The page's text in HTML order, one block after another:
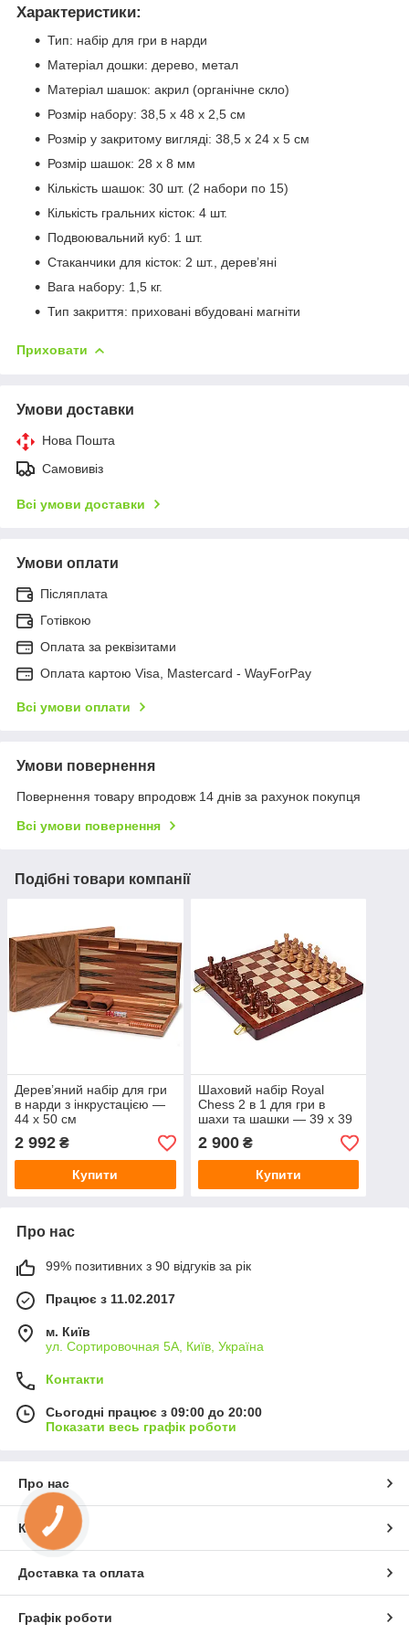
Характеристики:
Тип: набір для гри в нарди
Матеріал дошки: дерево, метал
Матеріал шашок: акрил (органічне скло)
Розмір набору: 38,5 x 48 х 2,5 см
Розмір у закритому вигляді: 38,5 x 24 x 5 см
Розмір шашок: 28 x 8 мм
Кількість шашок: 30 шт. (2 набори по 15)
Кількість гральних кісток: 4 шт.
Подвоювальний куб: 1 шт.
Стаканчики для кісток: 2 шт., дерев’яні
Вага набору: 1,5 кг.
Тип закриття: приховані вбудовані магніти
Приховати
Умови доставки
Нова Пошта
Самовивіз
Всі умови доставки
Умови оплати
Післяплата
Готівкою
Оплата за реквізитами
Оплата картою Visa, Mastercard - WayForPay
Всі умови оплати
Умови повернення
Повернення товару впродовж 14 днів за рахунок покупця
Всі умови повернення
Подібні товари компанії
Дерев’яний набір для гри
в нарди з інкрустацією —
44 x 50 см
2 992 ₴
Купити
Шаховий набір Royal
Chess 2 в 1 для гри в
шахи та шашки — 39 x 39
см
2 900₴
Купити
Про нас
99% позитивних з 90 відгуків за рік
Працює з 11.02.2017
м. Київ
ул. Сортировочная 5А, Київ, Україна
Контакти
Сьогодні працює з 09:00 до 20:00
Показати весь графік роботи
Про нас
Контакти
Доставка та оплата
Графік роботи